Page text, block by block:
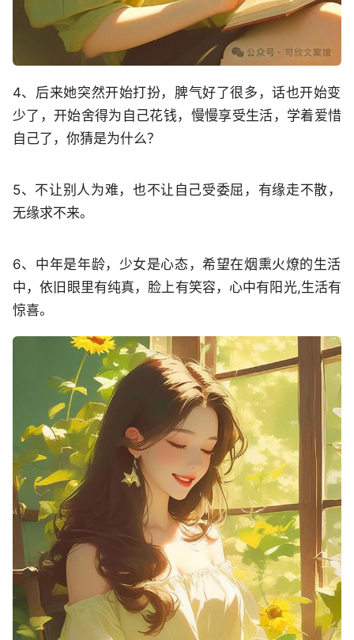
4、️后来她突然开始打扮，脾气好了很多，话也开始变
少了，开始舍得为自己花钱，慢慢享受生活，学着爱惜
自己了，你猜是为什么？
5、不让别人为难，也不让自己受委屈，有缘走不散，
无缘求不来。
6、‍中年是年龄，少女是心态，希望在烟熏火燎的生活
中，依旧眼里有纯真，脸上有笑容，心中有阳光,生活有
惊喜。